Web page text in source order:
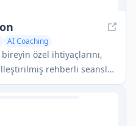
AI Coaching
özel ihtiyaçlarını,
rehberli seanslar,
eşleştirmek için
pratiğidir.